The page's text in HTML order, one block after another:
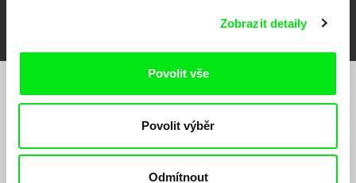
Zobrazit detaily
Povolit vše
Povolit výběr
Odmítnout
Chcete být pravidelně informováni o našem
filmovém programu?